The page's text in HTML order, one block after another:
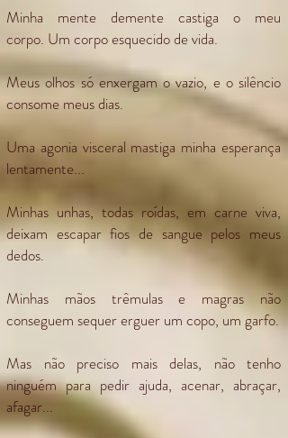
Minha mente demente castiga o meu
corpo. Um corpo esquecido de vida.
Meus olhos só enxergam o vazio, eo silêncio
consome meus dias.
Uma agonia visceral mastiga minha esperança
lentamente...
Minhas unhas, todas roídas, em carne viva,
deixam escapar fios de sangue pelos meus
dedos.
Minhas mãos trêmulas e magras não
conseguem sequer erguer um copo, um garfo.
Mas não preciso mais delas, não tenho
ninguém para pedir ajuda, acenar, abraçar,
afagar...